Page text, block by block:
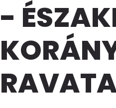
-